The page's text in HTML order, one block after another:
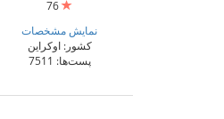
نمایش مشخصات
کشور: اوکراین
پست‌ها: 7511